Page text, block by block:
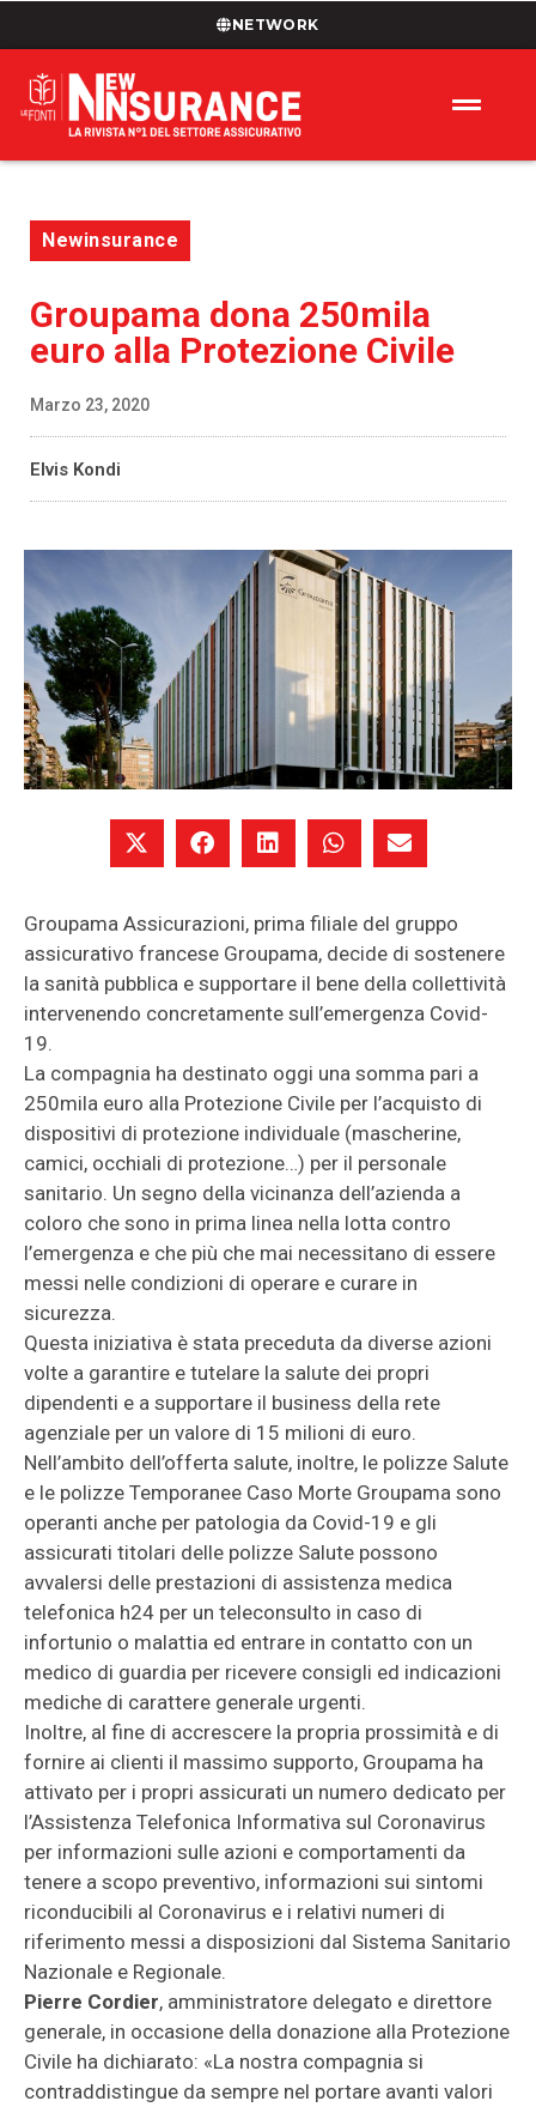
NETWORK
Newinsurance
Groupama dona 250mila
euro alla Protezione Civile
Marzo 23, 2020
Elvis Kondi
Groupama Assicurazioni, prima filiale del gruppo
assicurativo francese Groupama, decide di sostenere
la sanità pubblica e supportare il bene della collettività
intervenendo concretamente sull’emergenza Covid-
19.
La compagnia ha destinato oggi una somma pari a
250mila euro alla Protezione Civile per l’acquisto di
dispositivi di protezione individuale (mascherine,
camici, occhiali di protezione…) per il personale
sanitario. Un segno della vicinanza dell’azienda a
coloro che sono in prima linea nella lotta contro
l’emergenza e che più che mai necessitano di essere
messi nelle condizioni di operare e curare in
sicurezza.
Questa iniziativa è stata preceduta da diverse azioni
volte a garantire e tutelare la salute dei propri
dipendenti e a supportare il business della rete
agenziale per un valore di 15 milioni di euro.
Nell’ambito dell’offerta salute, inoltre, le polizze Salute
e le polizze Temporanee Caso Morte Groupama sono
operanti anche per patologia da Covid-19 e gli
assicurati titolari delle polizze Salute possono
avvalersi delle prestazioni di assistenza medica
telefonica h24 per un teleconsulto in caso di
infortunio o malattia ed entrare in contatto con un
medico di guardia per ricevere consigli ed indicazioni
mediche di carattere generale urgenti.
Inoltre, al fine di accrescere la propria prossimità e di
fornire ai clienti il massimo supporto, Groupama ha
attivato per i propri assicurati un numero dedicato per
l’Assistenza Telefonica Informativa sul Coronavirus
per informazioni sulle azioni e comportamenti da
tenere a scopo preventivo, informazioni sui sintomi
riconducibili al Coronavirus e i relativi numeri di
riferimento messi a disposizioni dal Sistema Sanitario
Nazionale e Regionale.
Pierre Cordier, amministratore delegato e direttore
generale, in occasione della donazione alla Protezione
Civile ha dichiarato: «La nostra compagnia si
contraddistingue da sempre nel portare avanti valori